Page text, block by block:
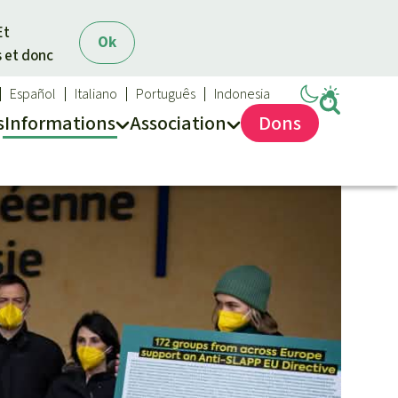
Ok
et donc
Informations Association
Sauvons la forêt
Qui sommes-nous ?
Questions fréquentes
Rapports annuels
Mentions légales
Dans la presse
Español Italiano Português Indonesia
Dons